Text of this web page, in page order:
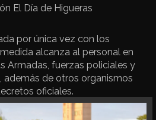
El Día de Higueras
por única vez con los
alcanza al personal en
Armadas, fuerzas policiales y
además de otros organismos
oficiales.